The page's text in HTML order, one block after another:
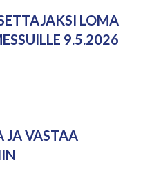
LOMA
9.5.2026
JA VASTAA